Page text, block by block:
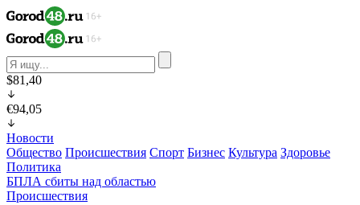
$81,40
€94,05
Новости
Общество Происшествия Спорт Бизнес Культура Здоровье
Политика
БПЛА сбиты над областью
Происшествия